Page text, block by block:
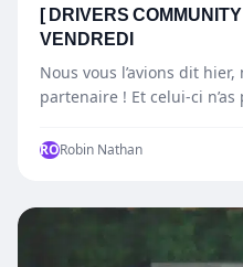
[ DRIVERS
VENDREDI
Nous vous l’avions dit
partenaire ! Et celui-ci
RORobin Nathan